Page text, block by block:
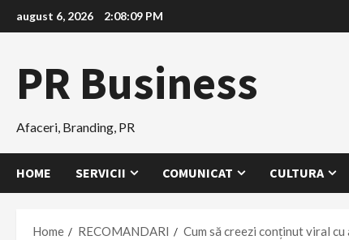
to
august 6, 2026 2:08:10 PM
PR Business
Afaceri, Branding, PR
HOME SERVICII COMUNICAT CULTURA
Home RECOMANDARI Cum să creezi conținut viral